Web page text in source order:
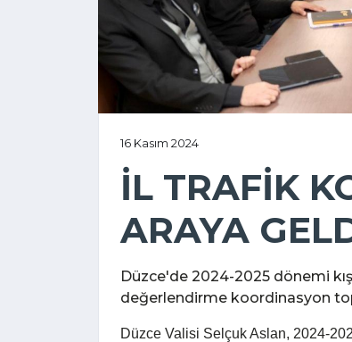
16 Kasım 2024
İL TRAFİK
ARAYA
Düzce'de 2024-2025 dönemi
değerlendirme koordinasyon
Düzce Valisi Selçuk Aslan, 2024-